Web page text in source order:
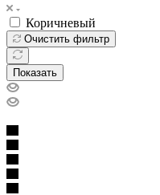
Коричневый
Очистить фильтр
Показать